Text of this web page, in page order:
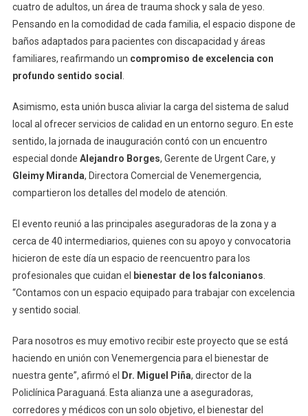
cuatro de adultos, un área de trauma shock y sala de yeso.
Pensando en la comodidad de cada familia, el espacio dispone de
baños adaptados para pacientes con discapacidad y áreas
familiares, reafirmando un compromiso de excelencia con
profundo sentido social
Asimismo, esta unión busca aliviar la carga del sistema de salud
local al ofrecer servicios de calidad en un entorno seguro. En este
sentido, la jornada de inauguración contó con un encuentro
especial donde Alejandro Borges, Gerente de Urgent Care, y
Gleimy Miranda, Directora Comercial de Venemergencia,
compartieron los detalles del modelo de atención.
El evento reunió a las principales aseguradoras de la zona y a
cerca de 40 intermediarios, quienes con su apoyo y convocatoria
hicieron de este día un espacio de reencuentro para los
profesionales que cuidan el
bienestar de los falconianos
“Contamos con un espacio equipado para trabajar con excelencia
y sentido social.
Para nosotros es muy emotivo recibir este proyecto que se está
haciendo en unión con Venemergencia para el bienestar de
nuestra gente”, afirmó el
Dr. Miguel Piña, director de la
Policlínica Paraguaná. Esta alianza une a aseguradoras,
corredores y médicos con un solo objetivo, el bienestar del